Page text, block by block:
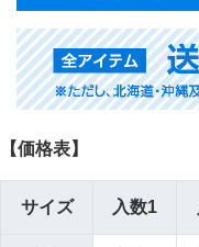
【価格表】
サイズ 入数1